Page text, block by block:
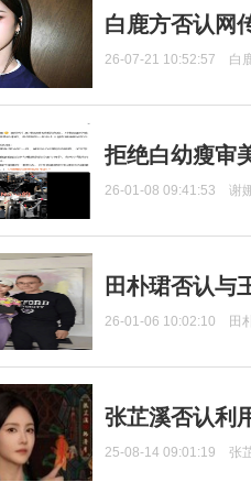
白鹿方否认网
26-07-21 10:52:57 白
拒绝白幼瘦审
26-01-08 09:41:53 谢
田朴珺否认与
26-01-06 10:02:10 田
张芷溪否认利
25-08-14 09:01:19 张